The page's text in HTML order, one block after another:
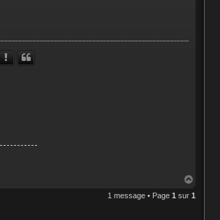
u
1 message • Page 1 sur 1